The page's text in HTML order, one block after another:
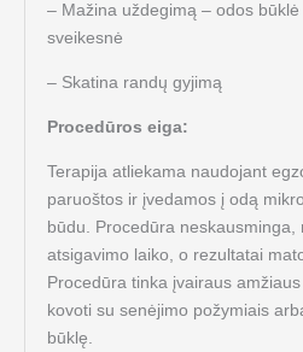
– Mažina uždegimą – odos
sveikesnė
– Skatina randų gyjimą
Procedūros eiga:
Terapija atliekama naudojant
paruoštos ir įvedamos į odą
būdu. Procedūra neskausminga,
atsigavimo laiko, o rezultatai
Procedūra tinka įvairaus
kovoti su senėjimo požymiais
būklę.